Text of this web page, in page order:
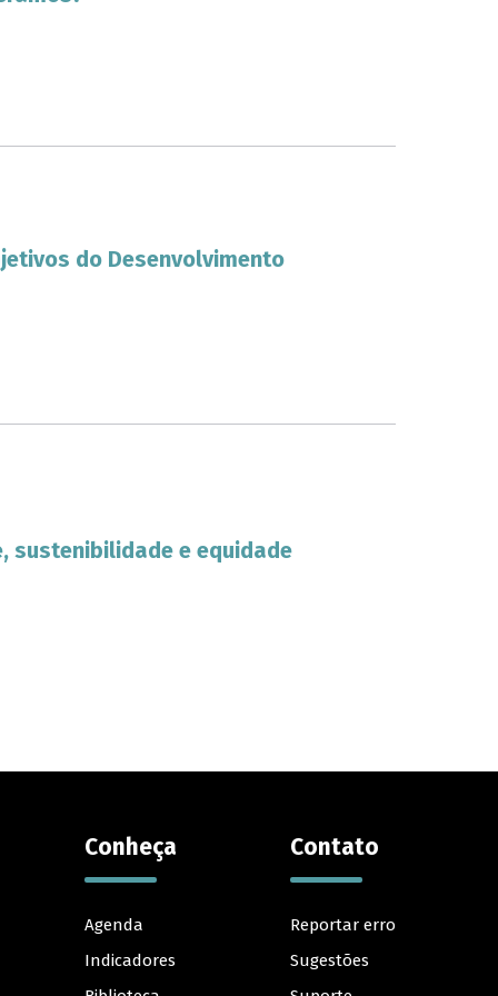
do Desenvolvimento
sustenibilidade e equidade
Conheça
Agenda
Indicadores
Contato
Reportar erro
Sugestões